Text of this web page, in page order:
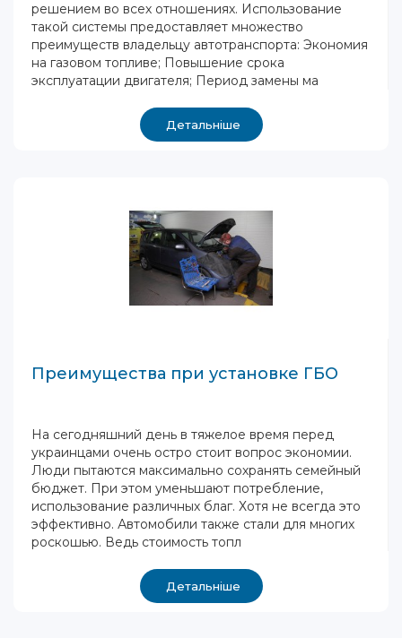
решением во всех отношениях. Использование
такой системы предоставляет множество
преимуществ владельцу автотранспорта: Экономия
на газовом топливе; Повышение срока
эксплуатации двигателя; Период замены ма
Детальніше
Преимущества при установке ГБО
На сегодняшний день в тяжелое время перед
украинцами очень остро стоит вопрос экономии.
Люди пытаются максимально сохранять семейный
бюджет. При этом уменьшают потребление,
использование различных благ. Хотя не всегда это
эффективно. Автомобили также стали для многих
роскошью. Ведь стоимость топл
Детальніше